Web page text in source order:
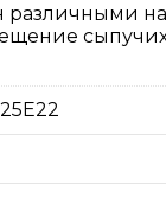
различными